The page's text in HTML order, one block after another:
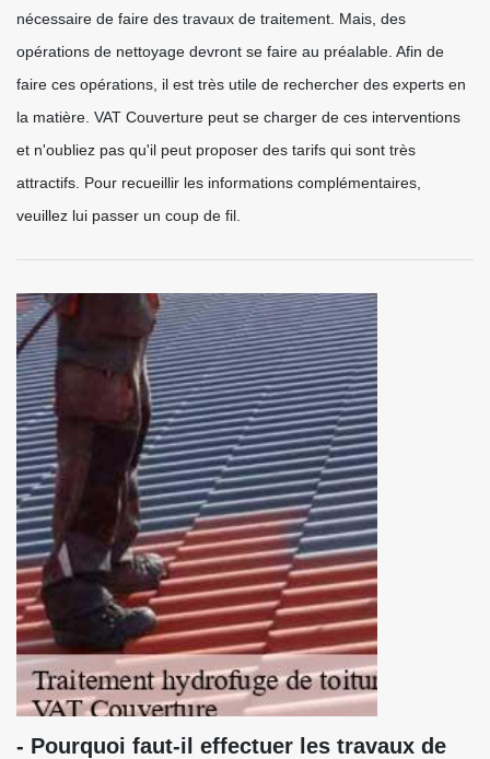
nécessaire de faire des travaux de traitement. Mais, des
opérations de nettoyage devront se faire au préalable. Afin de
faire ces opérations, il est très utile de rechercher des experts en
la matière. VAT Couverture peut se charger de ces interventions
et n'oubliez pas qu'il peut proposer des tarifs qui sont très
attractifs. Pour recueillir les informations complémentaires,
veuillez lui passer un coup de fil.
- Pourquoi faut-il effectuer les travaux de